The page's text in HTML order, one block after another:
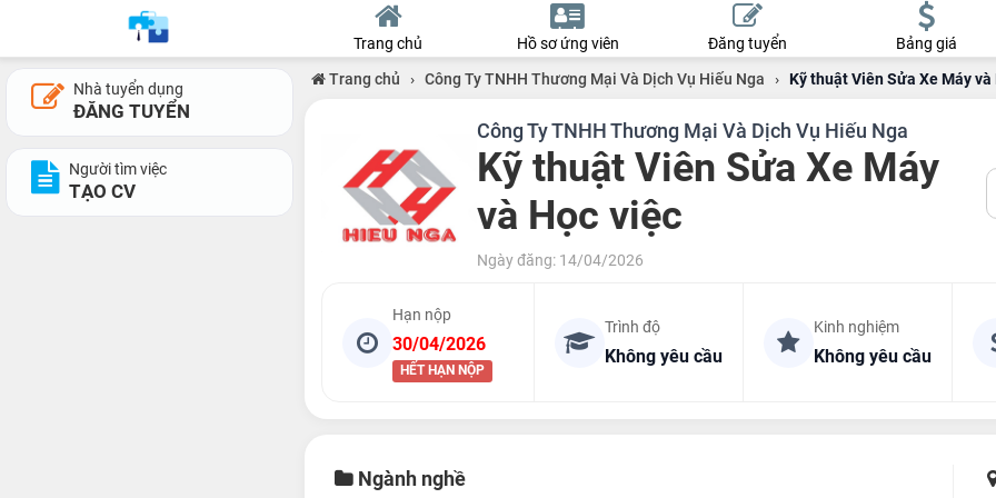
Trang chủ Hồ sơ ứng viên Đăng tuyển Bảng giá
Nhà tuyển dụng
ĐĂNG TUYỂN
Người tìm việc
TẠO CV
Trang chủ › Công Ty TNHH Thương Mại Và Dịch Vụ Hiếu Nga › Kỹ thuật Viên Sửa Xe Máy và
Công Ty TNHH Thương Mại Và Dịch Vụ Hiếu Nga
Kỹ thuật Viên Sửa Xe Máy
và Học việc
Ngày đăng: 14/04/2026
Hạn nộp
30/04/2026
HẾT HẠN NỘP
Trình độ
Không yêu cầu
Kinh nghiệm
Không yêu cầu
Ngành nghề